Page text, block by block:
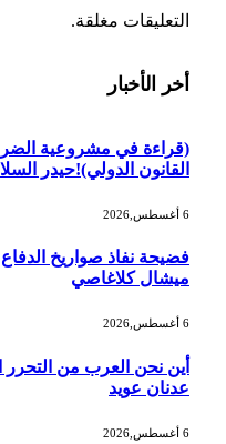
التعليقات مغلقة.
أخر الأخبار
(قراءة في مشروعية
القانون الدولي)!حيدر
فضيحة نفاذ صواريخ الدفاع
ميشال كلاغاصي
أين نحن العرب من التحرر
عدنان عويد